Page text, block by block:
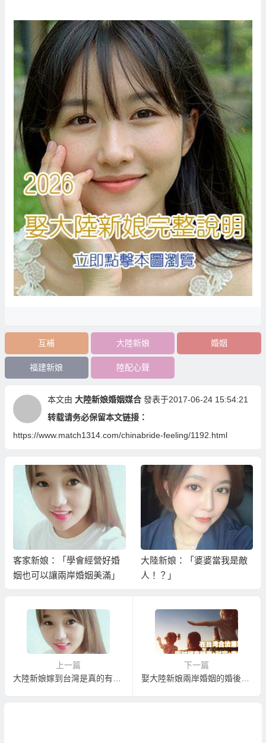
互補 大陸新娘 婚姻
福建新娘 陸配心聲
本文由 大陸新娘婚姻媒合 發表于2017-06-24 15:54:21
转载请务必保留本文链接：
https://www.match1314.com/chinabride-feeling/1192.html
大陸新娘：「婆婆當我是敵
人！？」
客家新娘：「珍惜夫妻之間
的緣分」
上一篇
大陸新娘嫁到台灣是真的有心組織家庭嗎?
下一篇